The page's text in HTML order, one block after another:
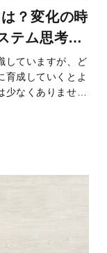
？変化の時
テム思考」
していますが、ど
育成していくとよ
少なくありませ
困難な変化が続
し